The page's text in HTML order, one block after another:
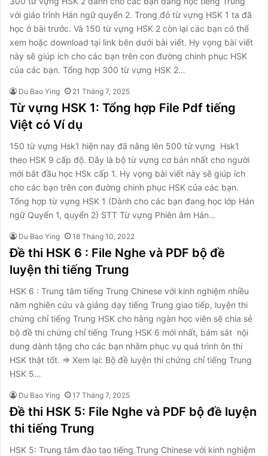
với giáo trình Hán ngữ quyển 2. Trong đó từ vựng HSK 1 ta đã
học ở bài trước. Và 150 từ vựng HSK 2 còn lại các bạn có thể
xem hoặc download tại link bên dưới bài viết. Hy vọng bài viết
này sẽ giúp ích cho các bạn trên con đường chinh phục HSK
của các bạn. Tổng hợp 300 từ vựng HSK 2…
Du Bao Ying 21 Tháng 7, 2025
Từ vựng HSK 1: Tổng hợp File Pdf tiếng
Việt có Ví dụ
150 từ vựng Hsk1 hiện nay đã nâng lên 500 từ vựng Hsk1
theo HSK 9 cấp độ. Đây là bộ từ vựng cơ bản nhất cho người
mới bắt đầu học HSk cấp 1. Hy vọng bài viết này sẽ giúp ích
cho các bạn trên con đường chinh phục HSK của các bạn.
Tổng hợp từ vựng HSK 1 (Dành cho các bạn đang học lớp Hán
ngữ Quyển 1, quyển 2) STT Từ vựng Phiên âm Hán…
Du Bao Ying 18 Tháng 10, 2022
Đề thi HSK 6 : File Nghe và PDF bộ đề
luyện thi tiếng Trung
HSK 6 : Trung tâm tiếng Trung Chinese với kinh nghiệm nhiều
năm nghiên cứu và giảng dạy tiếng Trung giao tiếp, luyện thi
chứng chỉ tiếng Trung HSK cho hàng ngàn học viên sẽ chia sẻ
bộ đề thi chứng chỉ tiếng Trung HSK 6 mới nhất, bám sát nội
dung dành tặng cho các bạn nhằm phục vụ quá trình ôn thi
HSK thật tốt. ⇒ Xem lại: Bộ đề luyện thi chứng chỉ tiếng Trung
HSK 5…
Du Bao Ying 17 Tháng 7, 2025
Đề thi HSK 5: File Nghe và PDF bộ đề luyện
thi tiếng Trung
HSK 5: Trung tâm đào tạo tiếng Trung Chinese với kinh nghiệm